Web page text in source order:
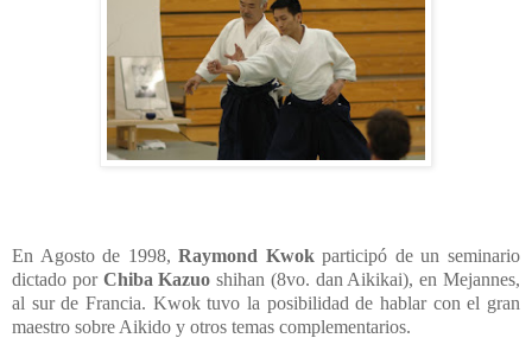
En Agosto de 1998,Raymond Kwokparticipó de un seminario
dictado por Chiba Kazuoshihan (8vo. dan Aikikai), en Mejannes,
al sur de Francia. Kwok tuvo la posibilidad de hablar con el gran
maestro sobre Aikido y otros temas complementarios.